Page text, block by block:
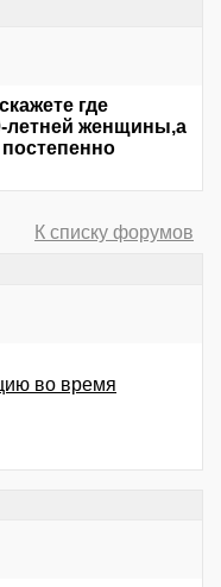
где
летней женщины,а
К списку форумов
во время